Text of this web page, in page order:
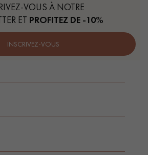
VOUS À NOTRE
ET PROFITEZ DE -10%
INSCRIVEZ-VOUS